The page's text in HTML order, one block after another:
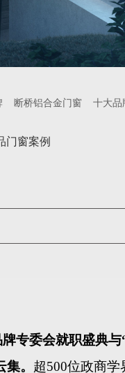
断桥铝合金门窗 十大品
门窗案例
专委会就职盛典与
。 超500位政商学